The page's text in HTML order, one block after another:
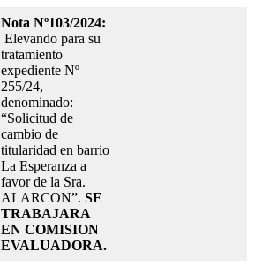
Nota Nº103/2024:
Elevando para su
tratamiento
expediente Nº
255/24,
denominado:
“Solicitud de
cambio de
titularidad en barrio
La Esperanza a
favor de la Sra.
ALARCON”. SE
TRABAJARA
EN COMISION
EVALUADORA.